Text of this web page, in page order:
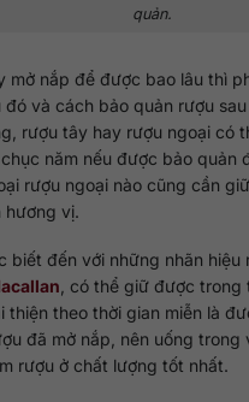
quản.
mở nắp để được bao lâu thì
đó và cách bảo quản rượu
rượu tây hay rượu ngoại có
năm nếu được bảo quản
rượu ngoại nào cũng cần
hương vị.
biết đến với những nhãn hiệu
, có thể giữ được
thiện theo thời gian miễn là
đã mở nắp, nên uống trong
rượu ở chất lượng tốt nhất.